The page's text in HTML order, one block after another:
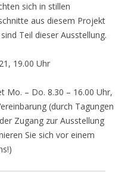
sich in stillen
aus diesem Projekt
Teil dieser Ausstellung.
19.00 Uhr
Mo. – Do. 8.30 – 16.00 Uhr,
(durch Tagungen
Zugang zur Ausstellung
Sie sich vor einem